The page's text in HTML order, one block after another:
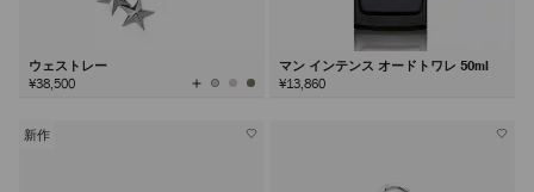
ウェストレー
¥38,500
全
て
マン インテンス オードトワレ 50ml
¥13,860
新作